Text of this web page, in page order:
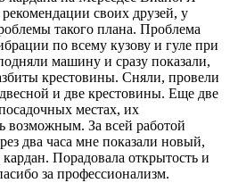
своих друзей, у
такого плана. Проблема
по всему кузову и гуле при
машину и сразу показали,
крестовины. Сняли, провели
и две крестовины. Еще две
местах, их
возможным. За всей работой
два часа мне показали новый,
Порадовала открытость и
за профессионализм.